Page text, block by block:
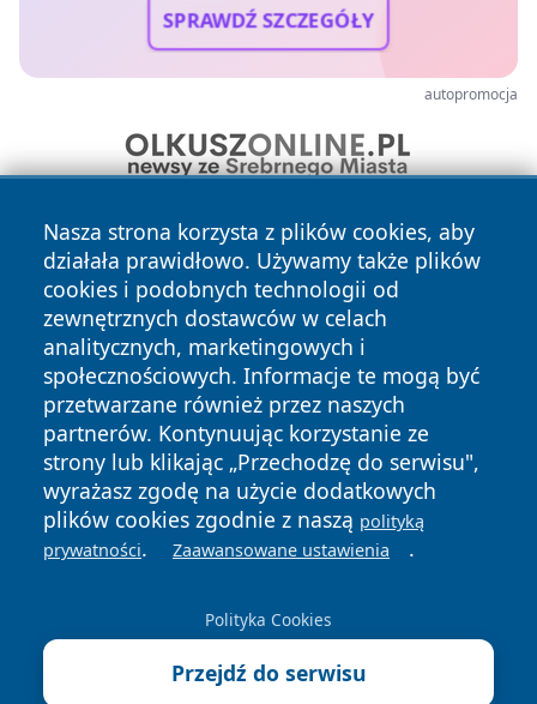
SPRAWDŹ SZCZEGÓŁY
autopromocja
Nasza strona korzysta z plików cookies, aby
działała prawidłowo. Używamy także plików
cookies i podobnych technologii od
zewnętrznych dostawców w celach
analitycznych, marketingowych i
społecznościowych. Informacje te mogą być
przetwarzane również przez naszych
partnerów. Kontynuując korzystanie ze
strony lub klikając „Przechodzę do serwisu",
wyrażasz zgodę na użycie dodatkowych
plików cookies zgodnie z naszą polityką
prywatności. Zaawansowane ustawienia .
Polityka Cookies
Przejdź do serwisu
Copyright © 2026 faktykrakowa.pl Wszystkie prawa
zastrzeżone.
News Autorzy
Polityka
Prywatności
Polityka
Cookies